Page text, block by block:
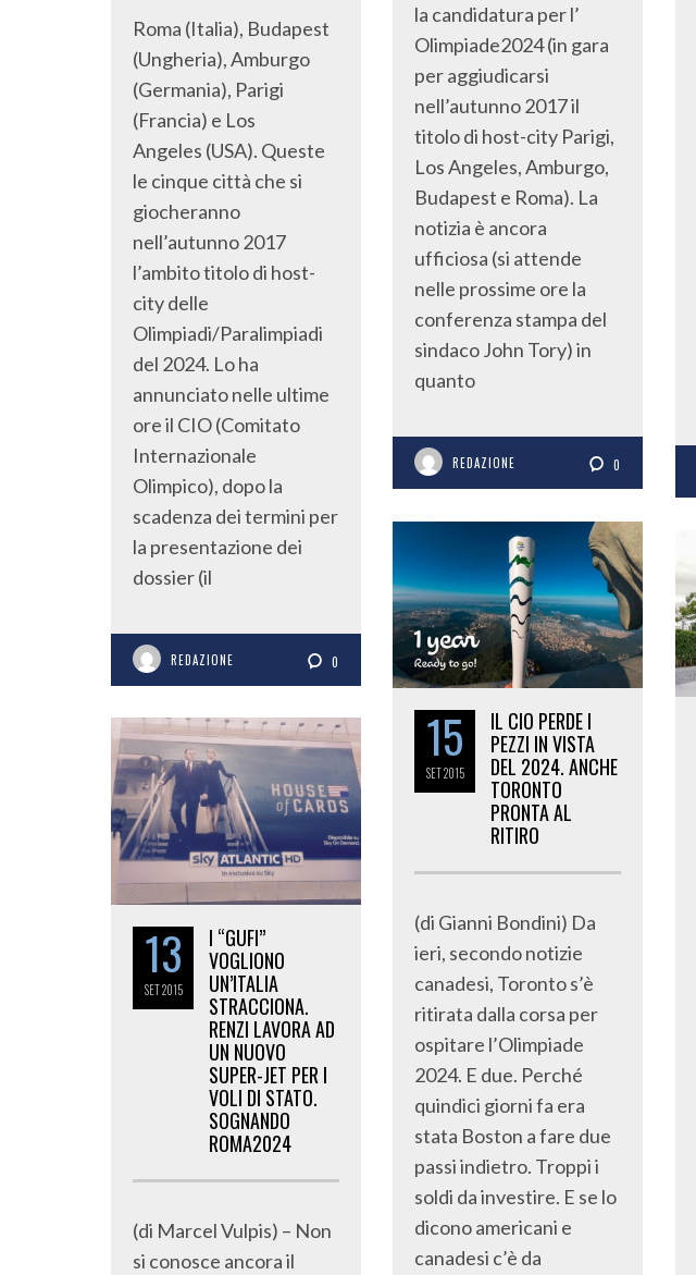
Roma (Italia), Budapest
(Ungheria), Amburgo
(Germania), Parigi
(Francia) e Los
Angeles (USA). Queste
le cinque città che si
giocheranno
nell’autunno 2017
l’ambito titolo di host-
city delle
Olimpiadi/Paralimpiadi
del 2024. Lo ha
annunciato nelle ultime
ore il CIO (Comitato
Internazionale
Olimpico), dopo la
scadenza dei termini per
la presentazione dei
dossier (il
REDAZIONE 0
la candidatura per l’
Olimpiade2024 (in gara
per aggiudicarsi
nell’autunno 2017 il
titolo di host-city Parigi,
Los Angeles, Amburgo,
Budapest e Roma). La
notizia è ancora
ufficiosa (si attende
nelle prossime ore la
conferenza stampa del
sindaco John Tory) in
quanto
REDAZIONE 0
15
SET2015
IL CIO PERDE I
PEZZI IN VISTA
DEL 2024. ANCHE
TORONTO
PRONTA AL
RITIRO
(di Gianni Bondini) Da
ieri, secondo notizie
canadesi, Toronto s’è
ritirata dalla corsa per
ospitare l’Olimpiade
2024. E due. Perché
quindici giorni fa era
stata Boston a fare due
passi indietro. Troppi i
soldi da investire. E se lo
dicono americani e
canadesi c’è da
13
SET2015
I “GUFI”
VOGLIONO
UN’ITALIA
STRACCIONA.
RENZI LAVORA AD
UN NUOVO
SUPER-JET PER I
VOLI DI STATO.
SOGNANDO
ROMA2024
(di Marcel Vulpis) – Non
si conosce ancora il